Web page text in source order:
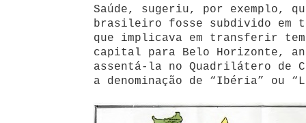
Saúde, sugeriu, por exemplo,
brasileiro fosse subdivido em
que implicava em transferir
capital para Belo Horizonte,
assentá-la no Quadrilátero de
a denominação de “Ibéria” ou